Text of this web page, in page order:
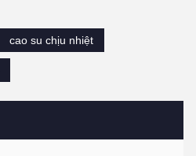
cao su chịu nhiệt